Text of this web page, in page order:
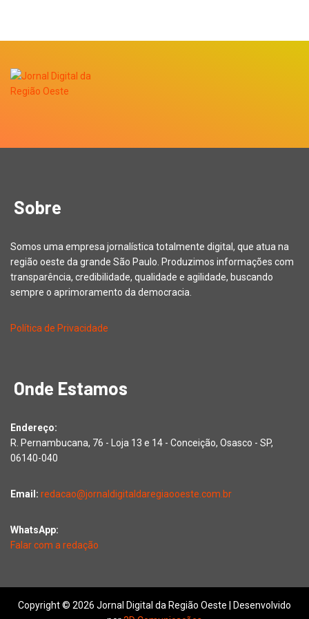
Sobre
Somos uma empresa jornalística totalmente digital, que atua na
região oeste da grande São Paulo. Produzimos informações com
transparência, credibilidade, qualidade e agilidade, buscando
sempre o aprimoramento da democracia.
Política de Privacidade
Onde Estamos
Endereço:
R. Pernambucana, 76 - Loja 13 e 14 - Conceição, Osasco - SP,
06140-040
Email: redacao@jornaldigitaldaregiaooeste.com.br
WhatsApp:
Falar com a redação
Copyright © 2026 Jornal Digital da Região Oeste | Desenvolvido